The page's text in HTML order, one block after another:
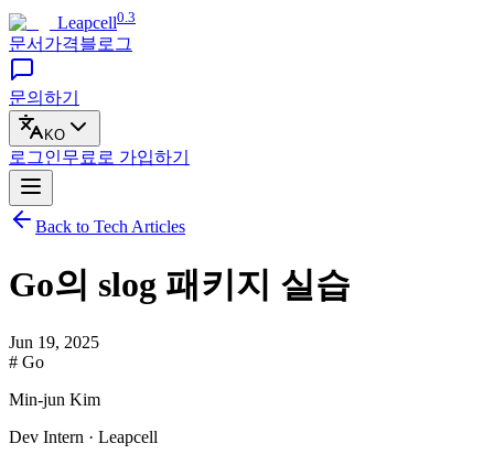
Leapcell0.3
문서 가격블로그
문의하기
KO
로그인무료로 가입하기
Back to Tech Articles
Go의 slog 패키지 실습
Jun 19, 2025
# Go
Min-jun Kim
Dev Intern · Leapcell